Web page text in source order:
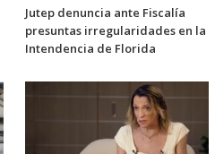
Jutep denuncia ante Fiscalía
presuntas irregularidades en la
Intendencia de Florida